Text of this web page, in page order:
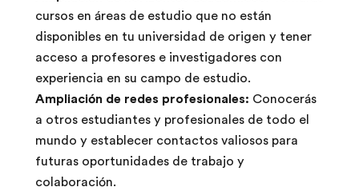
cursos en áreas de estudio que no están
disponibles en tu universidad de origen y tener
acceso a profesores e investigadores con
experiencia en su campo de estudio.
Ampliación de redes profesionales: Conocerás
a otros estudiantes y profesionales de todo el
mundo y establecer contactos valiosos para
futuras oportunidades de trabajo y
colaboración.